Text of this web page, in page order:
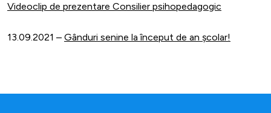
Videoclip de prezentare Consilier psihopedagogic
13.09.2021 – Gânduri senine la început de an școlar!